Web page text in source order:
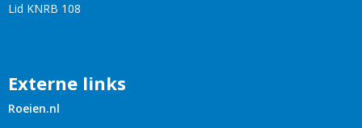
Lid KNRB 108
Externe links
Roeien.nl